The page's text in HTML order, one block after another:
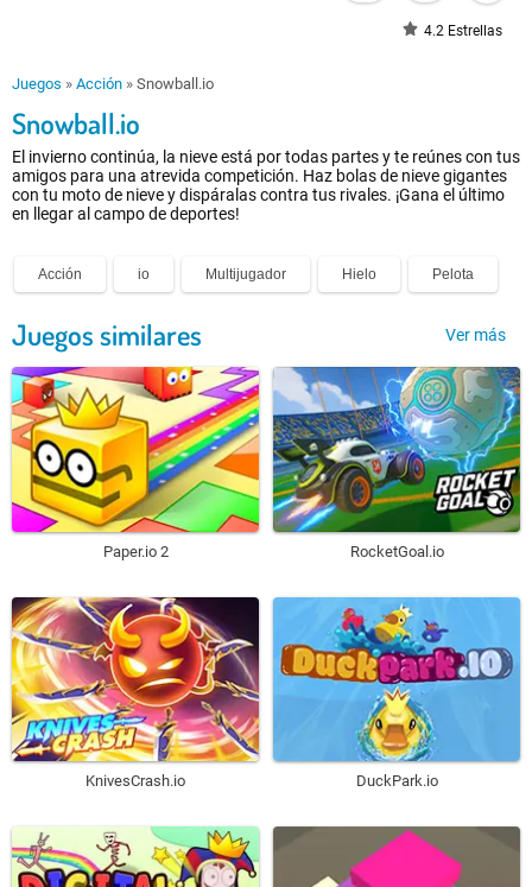
4.2 Estrellas
Juegos » Acción » Snowball.io
Snowball.io
El invierno continúa, la nieve está por todas partes y te reúnes con tus
amigos para una atrevida competición. Haz bolas de nieve gigantes
con tu moto de nieve y dispáralas contra tus rivales. ¡Gana el último
en llegar al campo de deportes!
Acción io Multijugador Hielo Pelota
Juegos similares Ver más
Paper.io 2 RocketGoal.io
KnivesCrash.io DuckPark.io